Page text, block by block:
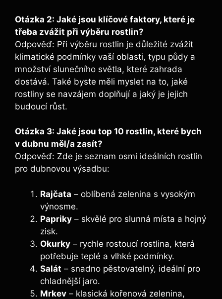
Otázka 2: Jaké jsou klíčové faktory, které je
třeba zvážit při výběru rostlin?
Odpověď: Při výběru rostlin je důležité zvážit
klimatické podmínky vaší oblasti, typu půdy a
množství slunečního světla, které zahrada
dostává. Také byste měli myslet na to, jaké
rostliny se navzájem doplňují a jaký je jejich
budoucí růst.
Otázka 3: Jaké jsou top 10 rostlin, které bych
v dubnu měl/a zasít?
Odpověď: Zde je seznam osmi ideálních rostlin
pro dubnovou výsadbu:
Rajčata – oblíbená zelenina s vysokým
výnosme.
Papriky – skvělé pro slunná místa a hojný
zisk.
Okurky – rychle rostoucí rostlina, která
potřebuje teplé a vlhké podmínky.
Salát – snadno pěstovatelný, ideální pro
chladnější jaro.
Mrkev – klasická kořenová zelenina,